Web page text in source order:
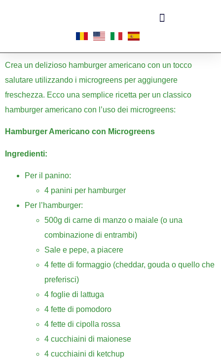
Crea un delizioso hamburger americano con un tocco
salutare utilizzando i microgreens per aggiungere
freschezza. Ecco una semplice ricetta per un classico
hamburger americano con l’uso dei microgreens:
Hamburger Americano con Microgreens
Ingredienti:
Per il panino:
4 panini per hamburger
Per l’hamburger:
500g di carne di manzo o maiale (o una
combinazione di entrambi)
Sale e pepe, a piacere
4 fette di formaggio (cheddar, gouda o quello che
preferisci)
4 foglie di lattuga
4 fette di pomodoro
4 fette di cipolla rossa
4 cucchiaini di maionese
4 cucchiaini di ketchup